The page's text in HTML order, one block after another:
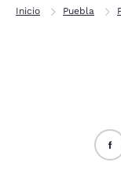
Inicio Puebla